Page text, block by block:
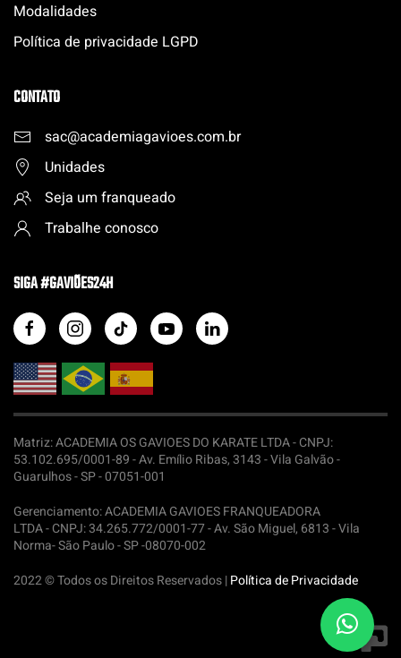
Modalidades
Política de privacidade LGPD
CONTATO
sac@academiagavioes.com.br
Unidades
Seja um franqueado
Trabalhe conosco
SIGA #GAVIÕES24H
Matriz: ACADEMIA OS GAVIOES DO KARATE LTDA -CNPJ:
53.102.695/0001-89 - Av. Emílio Ribas, 3143 - Vila Galvão -
Guarulhos - SP - 07051-001
Gerenciamento: ACADEMIA GAVIOES FRANQUEADORA
LTDA -CNPJ: 34.265.772/0001-77 - Av. São Miguel, 6813 - Vila
Norma- São Paulo - SP -08070-002
2022 © Todos os Direitos Reservados |Política de Privacidade